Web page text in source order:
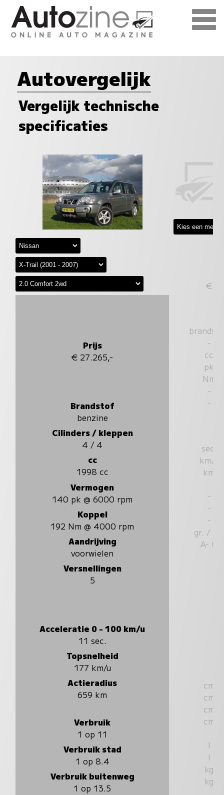
Autovergelijk
Vergelijk technische
specificaties
Prijs
€ 27.265,-
Brandstof
benzine
Cilinders / kleppen
4 / 4
cc
1998 cc
Vermogen
140 pk @ 6000 rpm
Koppel
192 Nm @ 4000 rpm
Aandrijving
voorwielen
Versnellingen
5
Acceleratie 0 - 100 km/u
11 sec.
Topsnelheid
177 km/u
Actieradius
659 km
Verbruik
1 op 11
Verbruik stad
1 op 8.4
Verbruik buitenweg
1 op 13.5
€
-
cc
pk
Nm
-
-
sec.
km/u
km
-
-
-
gr. / km
A- G
cm
cm
cm
cm
l
l
kg
kg